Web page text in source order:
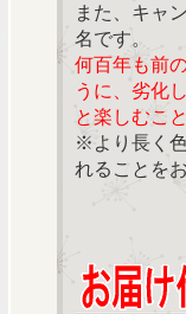
また、キャ
名です。
何百年も前
うに、劣化
と楽しむこ
※より長く
れることを